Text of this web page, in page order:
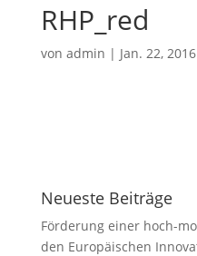
RHP_red
von admin | Jan. 22, 2016
Neueste Beiträge
Förderung einer hoch-
den Europäischen